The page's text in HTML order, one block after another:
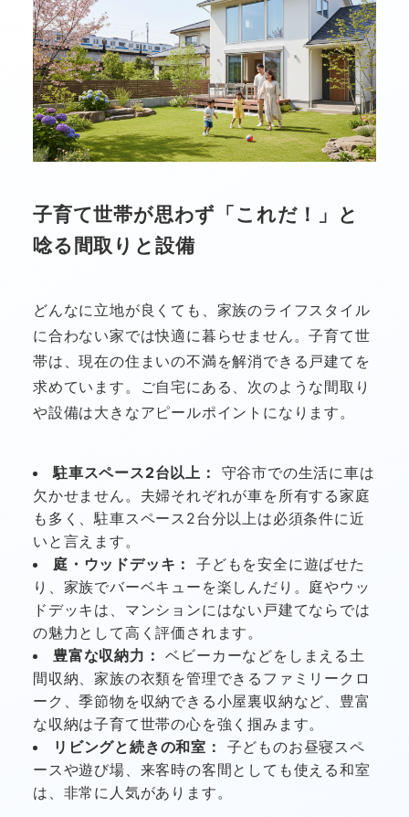
子育て世帯が思わず「これだ！」と
唸る間取りと設備
どんなに立地が良くても、家族のライフスタイル
に合わない家では快適に暮らせません。子育て世
帯は、現在の住まいの不満を解消できる戸建てを
求めています。ご自宅にある、次のような間取り
や設備は大きなアピールポイントになります。
駐車スペース2台以上：
守谷市での生活に車は
欠かせません。夫婦それぞれが車を所有する家庭
も多く、駐車スペース2台分以上は必須条件に近
いと言えます。
庭・ウッドデッキ：
子どもを安全に遊ばせた
り、家族でバーベキューを楽しんだり。庭やウッ
ドデッキは、マンションにはない戸建てならでは
の魅力として高く評価されます。
豊富な収納力： ベビーカーなどをしまえる土
間収納、家族の衣類を管理できるファミリークロ
ーク、季節物を収納できる小屋裏収納など、豊富
な収納は子育て世帯の心を強く掴みます。
リビングと続きの和室：
子どものお昼寝スペ
ースや遊び場、来客時の客間としても使える和室
は、非常に人気があります。